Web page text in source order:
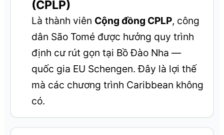
(CPLP)
Là thành viên Cộng đồng CPLP, công
dân São Tomé được hưởng quy trình
định cư rút gọn tại Bồ Đào Nha —
quốc gia EU Schengen. Đây là lợi thế
mà các chương trình Caribbean không
có.